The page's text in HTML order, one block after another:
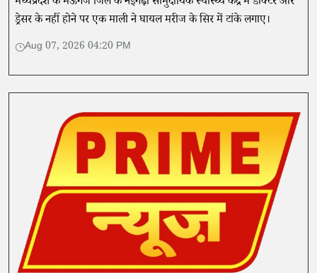
ड्रेसर के नहीं होने पर एक माली ने घायल मरीज के सिर में टांके लगाए।
Aug 07, 2026 04:20 PM